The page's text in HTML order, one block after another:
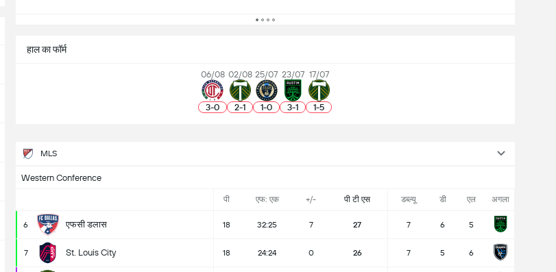
हाल का फॉर्म
06/08
3-0
02/08
2-1
25/07
1-0
23/07
3-1
17/07
1-5
MLS
Western Conference
पी एफ: एक +/- पी टी एस डब्ल्यू डी एल अगला
6 एफसी डलास 18 32:25 7 27 7 6 5
7 St. Louis City 18 24:24 0 26 7 5 6